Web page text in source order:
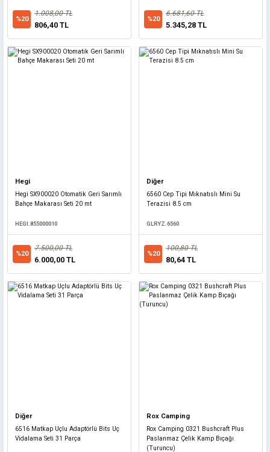
25.000,00 TL
Diğer
Trafik Konisi Ağırlığı 48x48x6 cm (4.25 kg)
TRAFİK.KOA
%20
562,50 TL
%20
1.008,00 TL
806,40 TL
%20
6.681,60 TL
5.345,28 TL
Hegi
Hegi SX900020 Otomatik Geri Sarımlı
Bahçe Makarası Seti 20 mt
HEGI.855000010
%20
7.500,00 TL
6.000,00 TL
Diğer
6560 Cep Tipi Mıknatıslı Mini Su
Terazisi 8.5 cm
GLRYZ.6560
%20
100,80 TL
80,64 TL
Diğer
6516 Matkap Uçlu Adaptörlü Bits Uç
Vidalama Seti 31 Parça
Rox Camping
Rox Camping 0321 Bushcraft Plus
Paslanmaz Çelik Kamp Bıçağı
(Turuncu)